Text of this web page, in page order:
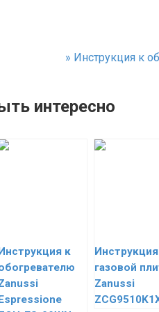
» Инструкция к
интересно
к
газовой
Zanussi